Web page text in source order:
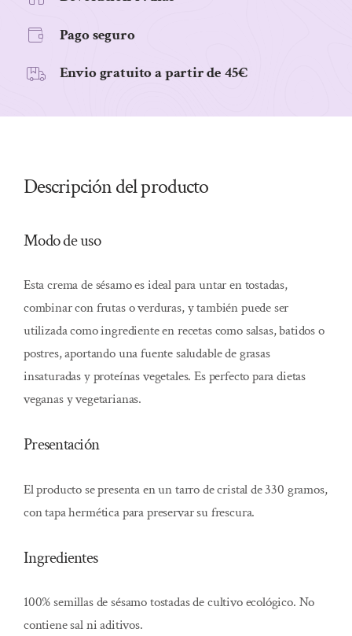
Pago seguro
Envio gratuito a partir de 45€
Descripción del producto
Modo de uso
Esta crema de sésamo es ideal para untar en tostadas,
combinar con frutas o verduras, y también puede ser
utilizada como ingrediente en recetas como salsas, batidos o
postres, aportando una fuente saludable de grasas
insaturadas y proteínas vegetales. Es perfecto para dietas
veganas y vegetarianas.
Presentación
El producto se presenta en un tarro de cristal de 330 gramos,
con tapa hermética para preservar su frescura.
Ingredientes
100% semillas de sésamo tostadas de cultivo ecológico. No
contiene sal ni aditivos.